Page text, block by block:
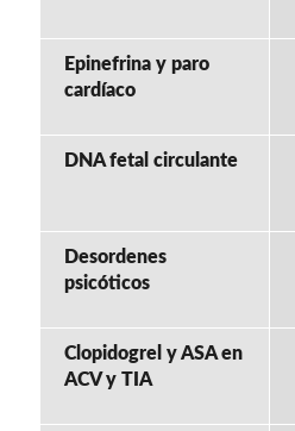
Epinefrina y paro
cardíaco
DNA fetal circulante
Desordenes
psicóticos
Clopidogrel y ASA en
ACV y TIA